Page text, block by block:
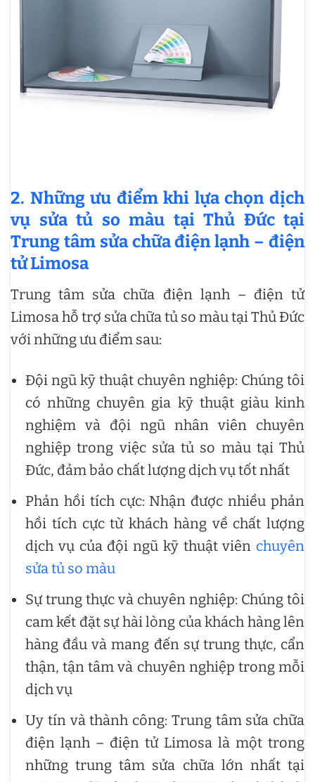
2. Những ưu điểm khi lựa chọn dịch
vụ sửa tủ so màu tại Thủ Đức tại
Trung tâm sửa chữa điện lạnh – điện
tử Limosa
Trung tâm sửa chữa điện lạnh – điện tử
Limosa hỗ trợ sửa chữa tủ so màu tại Thủ Đức
với những ưu điểm sau:
Đội ngũ kỹ thuật chuyên nghiệp: Chúng tôi
có những chuyên gia kỹ thuật giàu kinh
nghiệm và đội ngũ nhân viên chuyên
nghiệp trong việc sửa tủ so màu tại Thủ
Đức, đảm bảo chất lượng dịch vụ tốt nhất
Phản hồi tích cực: Nhận được nhiều phản
hồi tích cực từ khách hàng về chất lượng
dịch vụ của đội ngũ kỹ thuật viên chuyên
sửa tủ so màu
Sự trung thực và chuyên nghiệp: Chúng tôi
cam kết đặt sự hài lòng của khách hàng lên
hàng đầu và mang đến sự trung thực, cẩn
thận, tận tâm và chuyên nghiệp trong mỗi
dịch vụ
Uy tín và thành công: Trung tâm sửa chữa
điện lạnh – điện tử Limosa là một trong
những trung tâm sửa chữa lớn nhất tại